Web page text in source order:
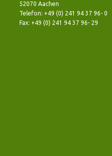
52070 Aachen
Telefon: +49 (0) 241 94 37 96- 0
Fax: +49 (0) 241 94 37 96- 29